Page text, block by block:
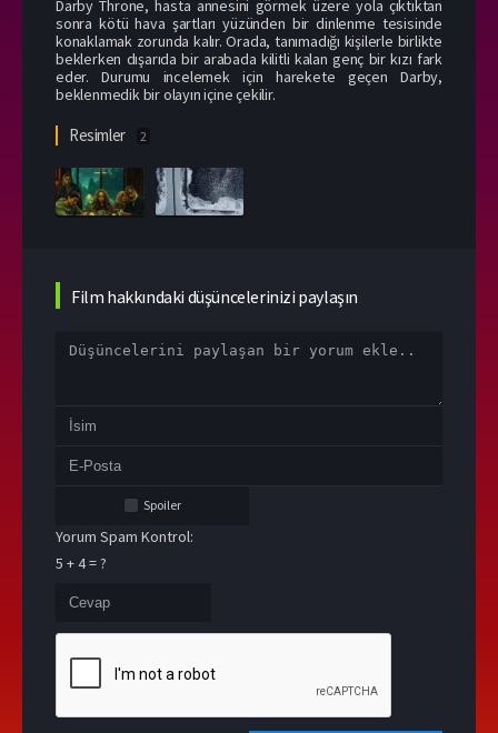
Darby Throne, hasta annesini görmek üzere yola çıktıktan
sonra kötü hava şartları yüzünden bir dinlenme tesisinde
konaklamak zorunda kalır. Orada, tanımadığı kişilerle birlikte
beklerken dışarıda bir arabada kilitli kalan genç bir kızı fark
eder. Durumu incelemek için harekete geçen Darby,
beklenmedik bir olayın içine çekilir.
Resimler 2
Film hakkındaki düşüncelerinizi paylaşın
Spoiler
Yorum Spam Kontrol:
5 + 4 = ?